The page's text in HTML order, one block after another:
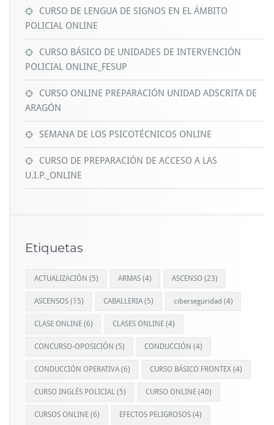
CURSO DE LENGUA DE SIGNOS EN EL ÁMBITO
POLICIAL ONLINE
CURSO BÁSICO DE UNIDADES DE INTERVENCIÓN
POLICIAL ONLINE_FESUP
CURSO ONLINE PREPARACIÓN UNIDAD ADSCRITA DE
ARAGÓN
SEMANA DE LOS PSICOTÉCNICOS ONLINE
CURSO DE PREPARACIÓN DE ACCESO A LAS
U.I.P._ONLINE
Etiquetas
ACTUALIZACIÓN (5) ARMAS (4) ASCENSO (23)
ASCENSOS(15) CABALLERIA (5) ciberseguridad (4)
CLASE ONLINE(6) CLASES ONLINE (4)
CONCURSO-OPOSICIÓN (5) CONDUCCIÓN (4)
CONDUCCIÓN OPERATIVA(6) CURSO BÁSICO FRONTEX (4)
CURSO INGLÉS POLICIAL (5) CURSO ONLINE (40)
CURSOS ONLINE(6) EFECTOS PELIGROSOS (4)